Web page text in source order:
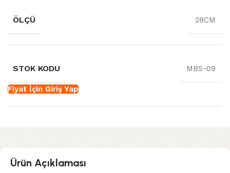
ÖLÇÜ 28CM
STOK KODU MBS-09
Fiyat İçin Giriş Yap
Ürün Açıklaması